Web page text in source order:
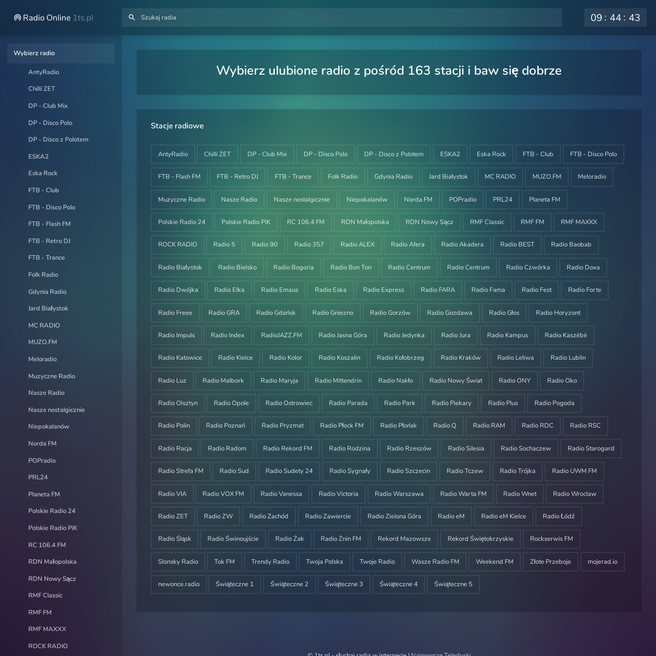
Radio Online 1ts.pl 09 44 44
Wybierz radio
AntyRadio
Chilli ZET
DP - Club Mix
DP - Disco Polo
DP - Disco z Polotem
ESKA2
Eska Rock
FTB - Club
FTB - Disco Polo
FTB - Flash FM
FTB - Retro DJ
FTB - Trance
Folk Radio
Gdynia Radio
Jard Białystok
MC RADIO
MUZO.FM
Meloradio
Muzyczne Radio
Nasze Radio
Nasze nostalgicznie
Niepokalanów
Norda FM
POPradio
PRL24
Planeta FM
Polskie Radio 24
Polskie Radio PiK
RC 106.4 FM
RDN Małopolska
RDN Nowy Sącz
RMF Classic
RMF FM
RMF MAXXX
ROCK RADIO
Wybierz ulubione radio z pośród 163 stacji i baw się dobrze
Stacje radiowe
AntyRadio Chilli ZET DP - Club Mix DP - Disco Polo DP - Disco z Polotem ESKA2 Eska Rock FTB - Club FTB - Disco Polo
FTB - Flash FM FTB - Retro DJ FTB - Trance Folk Radio Gdynia Radio Jard Białystok MC RADIO MUZO.FM Meloradio
Muzyczne Radio Nasze Radio Nasze nostalgicznie Niepokalanów Norda FM POPradio PRL24 Planeta FM
Polskie Radio 24 Polskie Radio PiK RC 106.4 FM RDN Małopolska RDN Nowy Sącz RMF Classic RMF FM RMF MAXXX
ROCK RADIO Radio 5 Radio 90 Radio 357 Radio ALEX Radio Afera Radio Akadera Radio BEST Radio Baobab
Radio Białystok Radio Bielsko Radio Bogoria Radio Bon Ton Radio Centrum Radio Centrum Radio Czwórka Radio Doxa
Radio Dwójka Radio Elka Radio Emaus Radio Eska Radio Express Radio FARA Radio Fama Radio Fest Radio Forte
Radio Freee Radio GRA Radio Gdańsk Radio Gniezno Radio Gorzów Radio Gozdawa Radio Głos Radio Horyzont
Radio Impuls Radio Index RadioJAZZ.FM Radio Jasna Góra Radio Jedynka Radio Jura Radio Kampus Radio Kaszëbë
Radio Katowice Radio Kielce Radio Kolor Radio Koszalin Radio Kołobrzeg Radio Kraków Radio Leliwa Radio Lublin
Radio Luz Radio Malbork Radio Maryja Radio Mittendrin Radio Nakło Radio Nowy Świat Radio ONY Radio Oko
Radio Olsztyn Radio Opole Radio Ostrowiec Radio Parada Radio Park Radio Piekary Radio Plus Radio Pogoda
Radio Polin Radio Poznań Radio Pryzmat Radio Płock FM Radio Płońsk Radio Q Radio RAM Radio RDC Radio RSC
Radio Racja Radio Radom Radio Rekord FM Radio Rodzina Radio Rzeszów Radio Silesia Radio Sochaczew Radio Starogard
Radio Strefa FM Radio Sud Radio Sudety 24 Radio Sygnały Radio Szczecin Radio Tczew Radio Trójka Radio UWM FM
Radio VIA Radio VOX FM Radio Vanessa Radio Victoria Radio Warszawa Radio Warta FM Radio Wnet Radio Wroclaw
Radio ZET Radio ZW Radio Zachód Radio Zawiercie Radio Zielona Góra Radio eM Radio eM Kielce Radio Łódź
Radio Śląsk Radio Świnoujście Radio Żak Radio Żnin FM Rekord Mazowsze Rekord Świętokrzyskie Rockserwis FM
Slonsky Radio Tok FM Trendy Radio Twoja Polska Twoje Radio Wasze Radio FM Weekend FM Złote Przeboje mojerad.io
newonce.radio Świąteczne 1 Świąteczne 2 Świąteczne 3 Świąteczne 4 Świąteczne 5